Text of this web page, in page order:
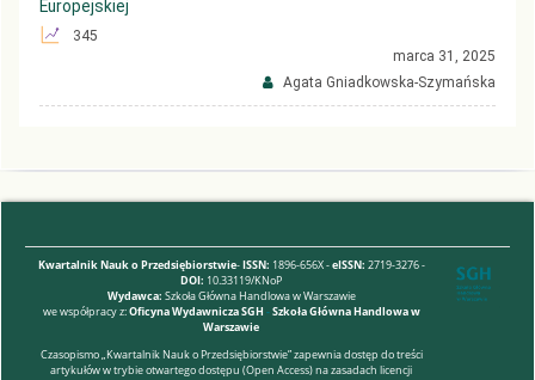
Europejskiej
345
marca 31, 2025
Agata Gniadkowska-Szymańska
Kwartalnik Nauk o Przedsiębiorstwie-ISSN: 1896-656X -eISSN: 2719-3276 -
DOI: 10.33119/KNoP
Wydawca: Szkoła Główna Handlowa w Warszawie
we współpracy z:Oficyna Wydawnicza SGH -Szkoła Główna Handlowa w
Warszawie
Czasopismo „Kwartalnik Nauk o Przedsiębiorstwie” zapewnia dostęp do treści
artykułów w trybie otwartego dostępu (Open Access) na zasadach licencji